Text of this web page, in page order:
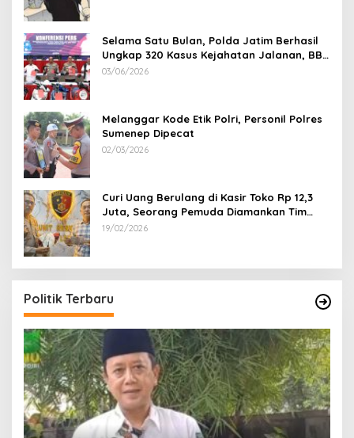
Selama Satu Bulan, Polda Jatim Berhasil
Ungkap 320 Kasus Kejahatan Jalanan, BB
100 Sepeda Motor dan 12 Mobil Diamankan
03/06/2026
Melanggar Kode Etik Polri, Personil Polres
Sumenep Dipecat
02/03/2026
Curi Uang Berulang di Kasir Toko Rp 12,3
Juta, Seorang Pemuda Diamankan Tim
Reskrim Polsek Lenteng Sumenep
19/02/2026
Politik Terbaru